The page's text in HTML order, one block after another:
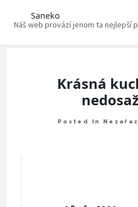
Saneko
Náš web provází jenom ta nejlepší
Krásná
Posted In